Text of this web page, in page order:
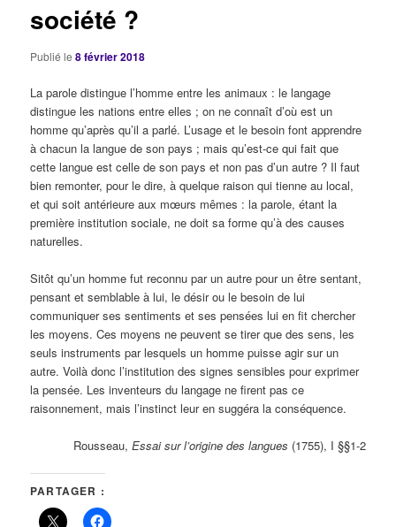
société ?
Publié le8 février 2018
La parole distingue l’homme entre les animaux : le langage
distingue les nations entre elles ; on ne connaît d’où est un
homme qu’après qu’il a parlé. L’usage et le besoin font apprendre
à chacun la langue de son pays ; mais qu’est-ce qui fait que
cette langue est celle de son pays et non pas d’un autre ? Il faut
bien remonter, pour le dire, à quelque raison qui tienne au local,
et qui soit antérieure aux mœurs mêmes : la parole, étant la
première institution sociale, ne doit sa forme qu’à des causes
naturelles.
Sitôt qu’un homme fut reconnu par un autre pour un être sentant,
pensant et semblable à lui, le désir ou le besoin de lui
communiquer ses sentiments et ses pensées lui en fit chercher
les moyens. Ces moyens ne peuvent se tirer que des sens, les
seuls instruments par lesquels un homme puisse agir sur un
autre. Voilà donc l’institution des signes sensibles pour exprimer
la pensée. Les inventeurs du langage ne firent pas ce
raisonnement, mais l’instinct leur en suggéra la conséquence.
Rousseau, Essai sur l’origine des langues (1755), I §§1-2
PARTAGER :